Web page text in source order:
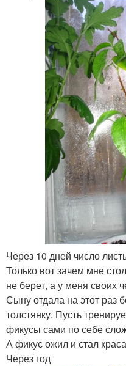
Через 10 дней число
Только вот зачем мне
не берет, а у меня своих
Сыну отдала на этот раз
толстянку. Пусть
фикусы сами по себе
А фикус ожил и стал
Через год